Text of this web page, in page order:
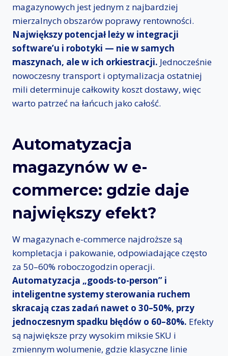
magazynowych jest jednym z najbardziej
mierzalnych obszarów poprawy rentowności.
Największy potencjał leży w integracji
software’u i robotyki — nie w samych
maszynach, ale w ich orkiestracji. Jednocześnie
nowoczesny transport i optymalizacja ostatniej
mili determinuje całkowity koszt dostawy, więc
warto patrzeć na łańcuch jako całość.
Automatyzacja
magazynów w e-
commerce: gdzie daje
największy efekt?
W magazynach e-commerce najdroższe są
kompletacja i pakowanie, odpowiadające często
za 50–60% roboczogodzin operacji.
Automatyzacja „goods-to-person” i
inteligentne systemy sterowania ruchem
skracają czas zadań nawet o 30–50%, przy
jednoczesnym spadku błędów o 60–80%. Efekty
są największe przy wysokim miksie SKU i
zmiennym wolumenie, gdzie klasyczne linie